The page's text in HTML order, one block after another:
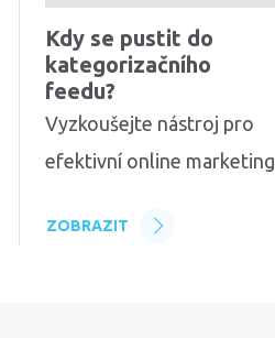
Kdy se pustit do
kategorizačního
feedu?
Vyzkoušejte nástroj pro
efektivní online marketing
ZOBRAZIT